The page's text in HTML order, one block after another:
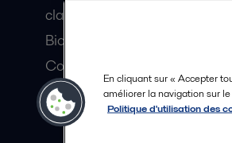
clapet Unique Mixproof
Bioréacteurs à membranes
Condition monitoring pour
Lubrification par air fluidisé
coque de navire OceanGlide
En cliquant sur « Accepter
améliorer la navigation sur
Politique d'utilisation des